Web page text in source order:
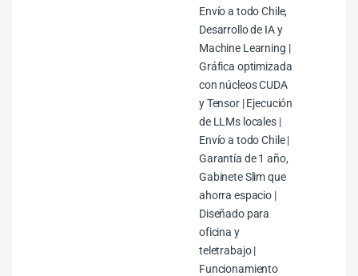
Envío a todo Chile,
Desarrollo de IA y
Machine Learning |
Gráfica optimizada
con núcleos CUDA
y Tensor | Ejecución
de LLMs locales |
Envío a todo Chile |
Garantía de 1 año,
Gabinete Slim que
ahorra espacio |
Diseñado para
oficina y
teletrabajo |
Funcionamiento